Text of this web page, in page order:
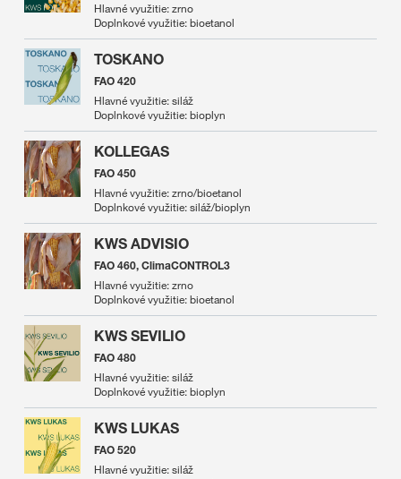
Hlavné využitie: zrno
Doplnkové využitie: bioetanol
TOSKANO
FAO 420
Hlavné využitie: siláž
Doplnkové využitie: bioplyn
KOLLEGAS
FAO 450
Hlavné využitie: zrno/bioetanol
Doplnkové využitie: siláž/bioplyn
KWS ADVISIO
FAO 460, ClimaCONTROL3
Hlavné využitie: zrno
Doplnkové využitie: bioetanol
KWS SEVILIO
FAO 480
Hlavné využitie: siláž
Doplnkové využitie: bioplyn
KWS LUKAS
FAO 520
Hlavné využitie: siláž